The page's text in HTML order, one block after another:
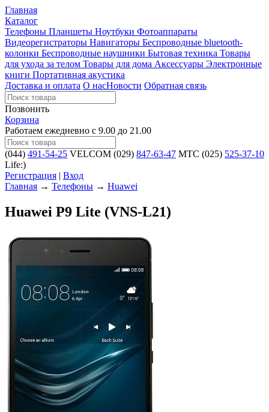
Главная
Каталог
Телефоны Планшеты Ноутбуки Фотоаппараты
Видеорегистраторы Навигаторы Беспроводные bluetooth-
колонки Беспроводные наушники Бытовая техника Товары
для ухода за телом Товары для дома Аксессуары Электронные
книги Портативная акустика
Доставка и оплата О насНовости Обратная связь
Позвонить
Корзина
Работаем ежедневно с 9.00 до 21.00
(044) 491-54-25 VELCOM (029) 847-63-47 MTC (025) 525-37-10
Life:)
Регистрация | Вход
Главная → Телефоны → Huawei
Huawei P9 Lite (VNS-L21)